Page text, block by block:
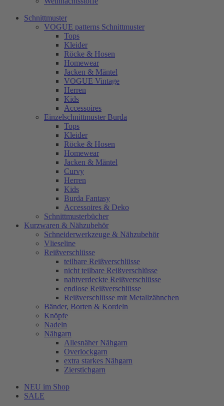
Schnittmuster
VOGUE patterns Schnittmuster
Tops
Kleider
Röcke & Hosen
Homewear
Jacken & Mäntel
VOGUE Vintage
Herren
Kids
Accessoires
Einzelschnittmuster Burda
Tops
Kleider
Röcke & Hosen
Homewear
Jacken & Mäntel
Curvy
Herren
Kids
Burda Fantasy
Accessoires & Deko
Schnittmusterbücher
Kurzwaren & Nähzubehör
Schneiderwerkzeuge & Nähzubehör
Vlieseline
Reißverschlüsse
teilbare Reißverschlüsse
nicht teilbare Reißverschlüsse
nahtverdeckte Reißverschlüsse
endlose Reißverschlüsse
Reißverschlüsse mit Metallzähnchen
Bänder, Borten & Kordeln
Knöpfe
Nadeln
Nähgarn
Allesnäher Nähgarn
Overlockgarn
extra starkes Nähgarn
Zierstichgarn
NEU im Shop
SALE